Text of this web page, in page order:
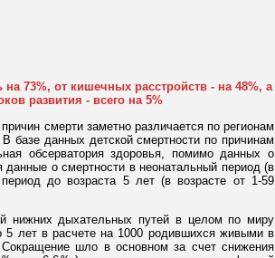
на 73%, от кишечных расстройств - на 48%, а
развития - всего на 5%
смерти заметно различается по регионам
базе данных детской смертности по причинам
обсерватория здоровья, помимо данных о
о смертности в неонатальный период (в
до возраста 5 лет (в возрасте от 1-59
нижних дыхательных путей в целом по миру
5 лет в расчете на 1000 родившихся живыми в
шло в основном за счет снижения